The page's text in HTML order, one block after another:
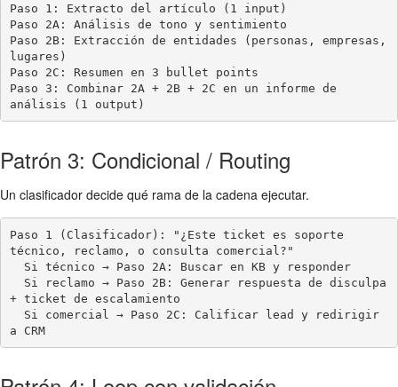
Paso 1: Extracto del artículo (1 input)
Paso 2A: Análisis de tono y sentimiento
Paso 2B: Extracción de entidades (personas, empresas,
lugares)
Paso 2C: Resumen en 3 bullet points
Paso 3: Combinar 2A + 2B + 2C en un informe de
análisis (1 output)
Patrón 3: Condicional / Routing
Un clasificador decide qué rama de la cadena ejecutar.
Paso 1 (Clasificador): "¿Este ticket es soporte
técnico, reclamo, o consulta comercial?"
+ ticket de escalamiento
a CRM